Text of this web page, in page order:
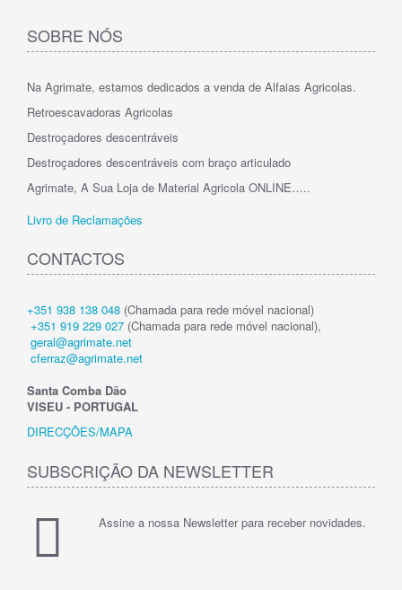
SOBRE NÓS
Na Agrimate, estamos dedicados a venda de Alfaias Agricolas.
Retroescavadoras Agricolas
Destroçadores descentráveis
Destroçadores descentráveis com braço articulado
Agrimate, A Sua Loja de Material Agricola ONLINE…..
Livro de Reclamações
CONTACTOS
+351 938 138 048 (Chamada para rede móvel nacional)
+351 919 229 027 (Chamada para rede móvel nacional),
geral@agrimate.net
cferraz@agrimate.net
Santa Comba Dão
VISEU - PORTUGAL
DIRECÇÕES/MAPA
SUBSCRIÇÃO DA NEWSLETTER
Assine a nossa Newsletter para receber novidades.